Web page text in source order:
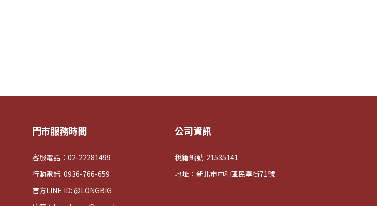
門市服務時間
客服電話：02-22281499
行動電話: 0936-766-659
官方LINE ID: @LONGBIG
公司資訊
稅籍編號: 21535141
地址：新北市中和區民享街71號